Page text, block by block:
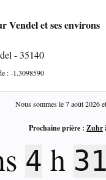
Vendel et ses environs
- 35140
:-1.3098590
Nous sommes le7 août 2026
Prochaine prière : Zuhr
4 h 31